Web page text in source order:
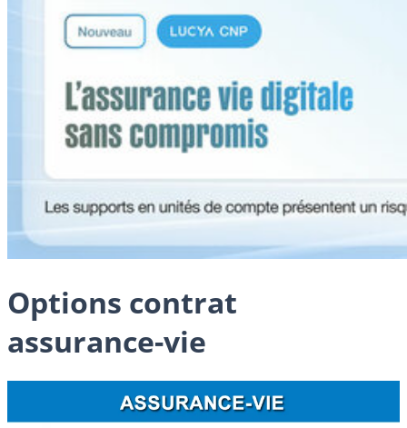
Options contrat
assurance-vie